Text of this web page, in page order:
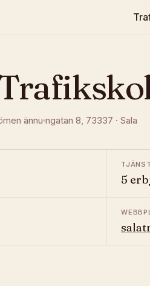
ännu ngatan 8, 73337 · Sala
5